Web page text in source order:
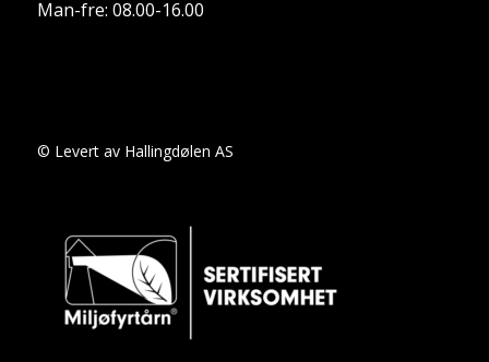
Man-fre: 08.00-16.00
© Levert av Hallingdølen AS